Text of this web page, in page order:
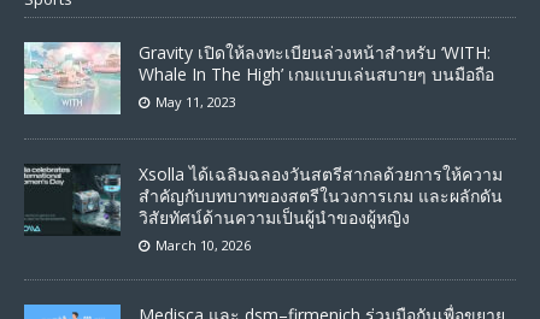
Gravity เปิดให้ลงทะเบียนล่วงหน้าสำหรับ ‘WITH:
Whale In The High’ เกมแบบเล่นสบายๆ บนมือถือ
May 11, 2023
Xsolla ได้เฉลิมฉลองวันสตรีสากลด้วยการให้ความ
สำคัญกับบทบาทของสตรีในวงการเกม และผลักดัน
วิสัยทัศน์ด้านความเป็นผู้นำของผู้หญิง
March 10, 2026